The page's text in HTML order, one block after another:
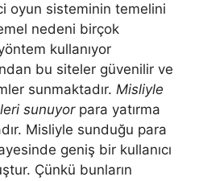
oyun sisteminin temelini
nedeni birçok
kullanıyor
bu siteler güvenilir ve
sunmaktadır. Misliyle
sunuyorpara yatırma
Misliyle sunduğu para
geniş bir kullanıcı
Çünkü bunların